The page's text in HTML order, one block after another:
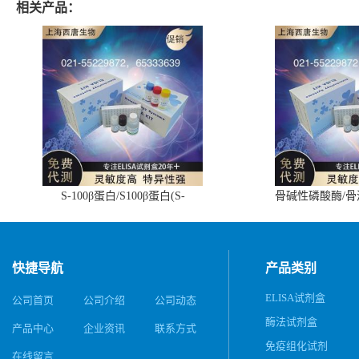
相关产品：
S-100β蛋白/S100β蛋白(S-
骨碱性磷酸酶/
快捷导航
公司首页 公司介绍 公司动态
产品中心 企业资讯 联系方式
在线留言
产品类别
ELISA试剂盒
酶法试剂盒
免疫组化试剂